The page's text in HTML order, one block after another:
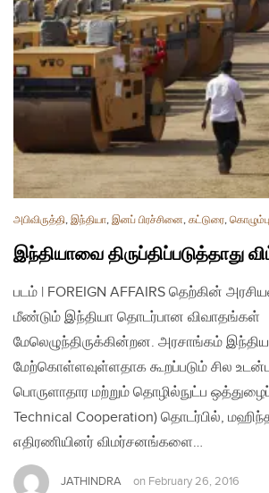
அபிவிருத்தி, இந்தியா, இனப் பிரச்சினை, கட்டுரை, கொழும்பு
இந்தியாவை திருப்திப்படுத்தாது
படம் | FOREIGN AFFAIRS தெற்கின்
மீண்டும் இந்தியா தொடர்பான விவாதங்கள்
மேலெழுந்திருக்கின்றன. அரசாங்கம்
மேற்கொள்ளவுள்ளதாக கூறப்படும் சில
பொருளாதார மற்றும் தொழில்நுட்ப
Technical Cooperation) தொடர்பில்,
எதிரணியினர் விமர்சனங்களை…
JATHINDRA on February 26, 2016